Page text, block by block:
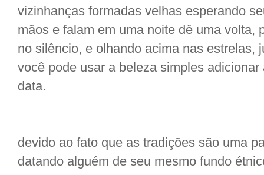
vizinhanças formadas velhas esperando
mãos e falam em uma noite dê uma volta,
no silêncio, e olhando acima nas estrelas,
você pode usar a beleza simples
data.
devido ao fato que as tradições são uma
datando alguém de seu mesmo fundo